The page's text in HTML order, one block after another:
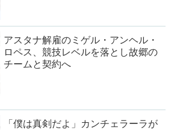
アスタナ解雇のミゲル・アンヘル・
ロペス、競技レベルを落とし故郷の
チームと契約へ
「僕は真剣だよ」カンチェラーラが